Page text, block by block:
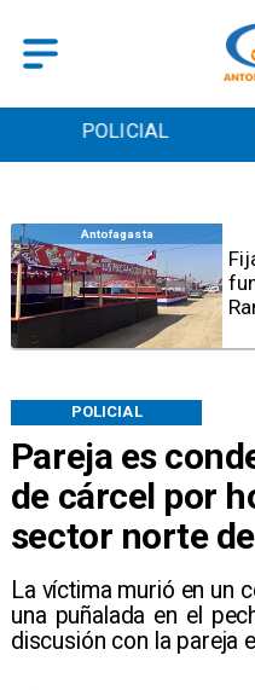
POLICIAL
Pareja es
de cárcel por
sector norte
La víctima murió en un
una puñalada en el
discusión con la pareja
POLICIAL
Antofagasta